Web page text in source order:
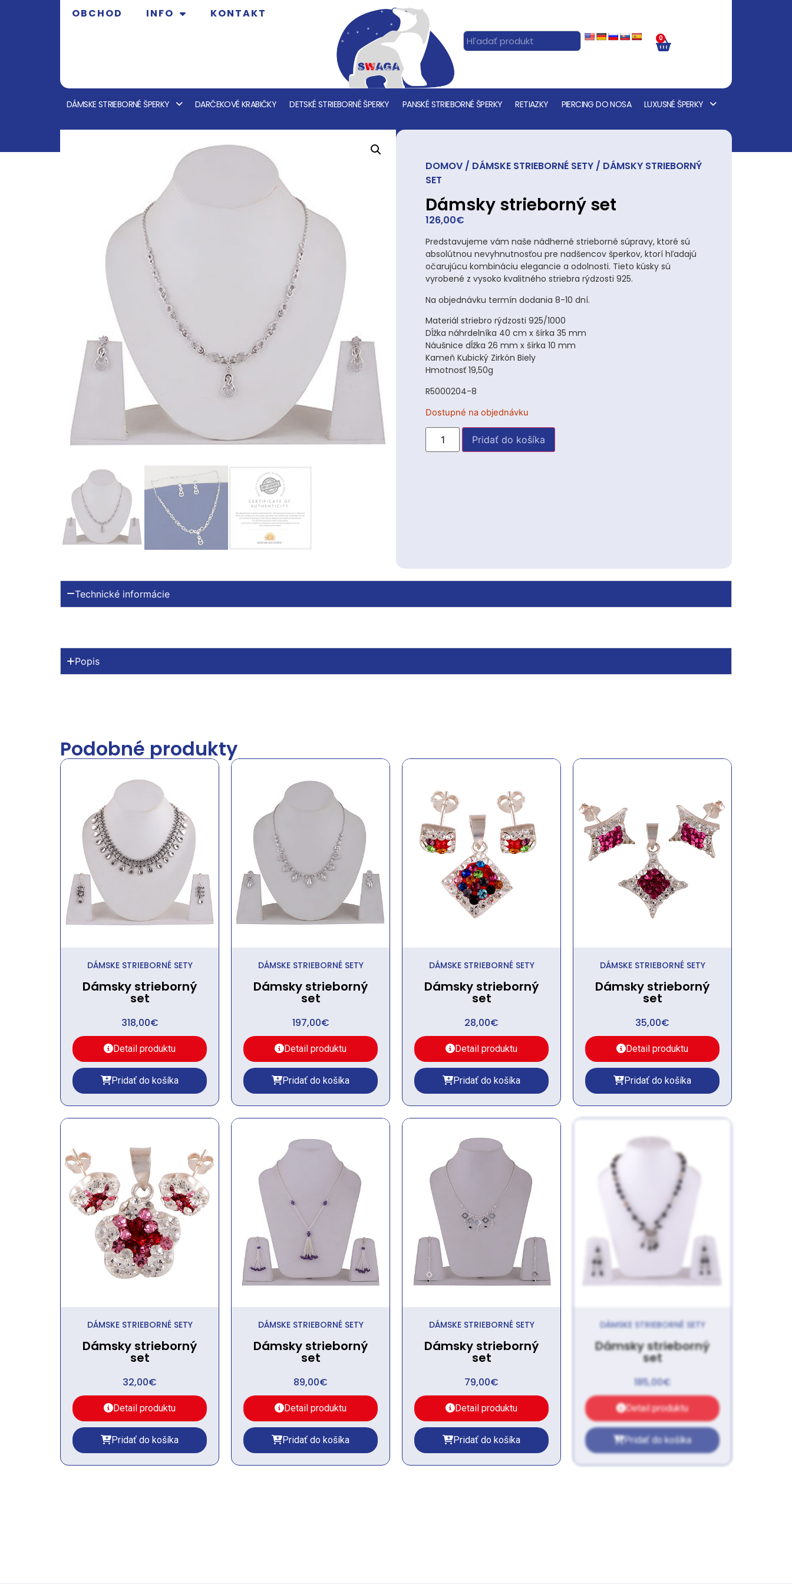
OBCHOD INFO KONTAKT
0
DÁMSKE STRIEBORNÉ ŠPERKY DARČEKOVÉ KRABIČKY DETSKÉ STRIEBORNÉ ŠPERKY PANSKÉ STRIEBORNÉ ŠPERKY RETIAZKY PIERCING DO NOSA LUXUSNÉ ŠPERKY
DOMOV / DÁMSKE STRIEBORNÉ SETY / DÁMSKY STRIEBORNÝ
SET
Dámsky strieborný set
126,00€
Predstavujeme vám naše nádherné strieborné súpravy, ktoré sú
absolútnou nevyhnutnosťou pre nadšencov šperkov, ktorí hľadajú
očarujúcu kombináciu elegancie a odolnosti. Tieto kúsky sú
vyrobené z vysoko kvalitného striebra rýdzosti 925.
Na objednávku termín dodania 8-10 dní.
Materiál striebro rýdzosti 925/1000
Dĺžka náhrdelníka 40 cm x šírka 35 mm
Náušnice dĺžka 26 mm x šírka 10 mm
Kameň Kubický Zirkón Biely
Hmotnosť 19,50g
R5000204-8
Dostupné na objednávku
Pridať do košíka
Technické informácie
Popis
Podobné produkty
DÁMSKE STRIEBORNÉ SETY
Dámsky strieborný
set
318,00€
Detail produktu
Pridať do košíka
DÁMSKE STRIEBORNÉ SETY
Dámsky strieborný
set
197,00€
Detail produktu
Pridať do košíka
DÁMSKE STRIEBORNÉ SETY
Dámsky strieborný
set
28,00€
Detail produktu
Pridať do košíka
DÁMSKE STRIEBORNÉ SETY
Dámsky strieborný
set
35,00€
Detail produktu
Pridať do košíka
DÁMSKE STRIEBORNÉ SETY
Dámsky strieborný
set
32,00€
Detail produktu
Pridať do košíka
DÁMSKE STRIEBORNÉ SETY
Dámsky strieborný
set
89,00€
Detail produktu
Pridať do košíka
DÁMSKE STRIEBORNÉ SETY
Dámsky strieborný
set
79,00€
Detail produktu
Pridať do košíka
DÁMSKE STRIEBORNÉ SETY
Dámsky strieborný
set
185,00€
Detail produktu
Pridať do košíka